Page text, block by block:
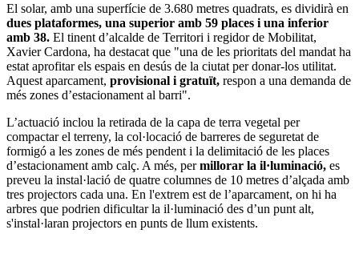
El solar, amb una superfície de 3.680 metres quadrats, es dividirà en
dues plataformes, una superior amb 59 places i una inferior
amb 38. El tinent d’alcalde de Territori i regidor de Mobilitat,
Xavier Cardona, ha destacat que "una de les prioritats del mandat ha
estat aprofitar els espais en desús de la ciutat per donar-los utilitat.
Aquest aparcament, provisional i gratuït, respon a una demanda de
més zones d’estacionament al barri".
L’actuació inclou la retirada de la capa de terra vegetal per
compactar el terreny, la col·locació de barreres de seguretat de
formigó a les zones de més pendent i la delimitació de les places
d’estacionament amb calç. A més, permillorar la il·luminació, es
preveu la instal·lació de quatre columnes de 10 metres d’alçada amb
tres projectors cada una. En l'extrem est de l’aparcament, on hi ha
arbres que podrien dificultar la il·luminació des d’un punt alt,
s'instal·laran projectors en punts de llum existents.